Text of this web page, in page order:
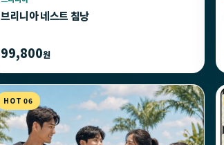
브리니아 네스트 침낭
99,800원
HOT 06